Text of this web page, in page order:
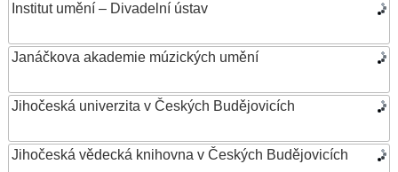
Institut umění – Divadelní ústav
Janáčkova akademie múzických umění
Jihočeská univerzita v Českých Budějovicích
Jihočeská vědecká knihovna v Českých Budějovicích